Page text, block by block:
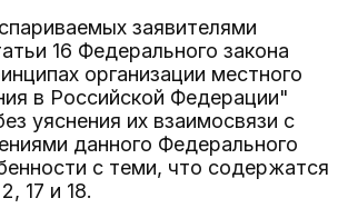
заявителями
16 Федерального закона
организации местного
в Российской Федерации"
уяснения их взаимосвязи с
данного Федерального
с теми, что содержатся
17 и 18.